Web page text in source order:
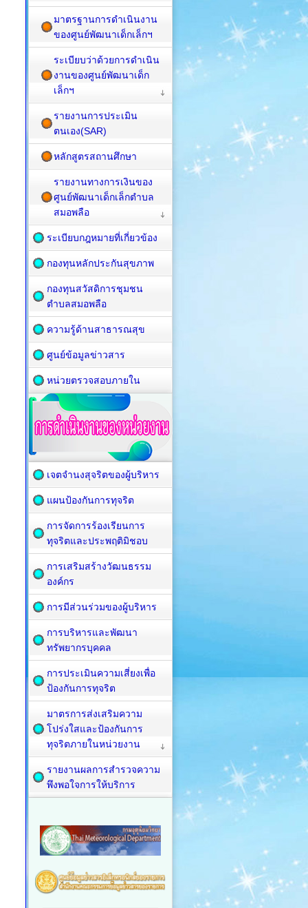
มาตรฐานการดำเนินงาน
ของศูนย์พัฒนาเด็กเล็กฯ
ระเบียบว่าด้วยการดำเนิน
งานของศูนย์พัฒนาเด็ก
เล็กฯ
รายงานการประเมิน
ตนเอง(SAR)
หลักสูตรสถานศึกษา
รายงานทางการเงินของ
ศูนย์พัฒนาเด็กเล็กตำบล
สมอพลือ
ระเบียบกฎหมายที่เกี่ยวข้อง
กองทุนหลักประกันสุขภาพ
กองทุนสวัสดิการชุมชน
ตำบลสมอพลือ
ความรู้ด้านสาธารณสุข
ศูนย์ข้อมูลข่าวสาร
หน่วยตรวจสอบภายใน
เจตจำนงสุจริตของผู้บริหาร
แผนป้องกันการทุจริต
การจัดการร้องเรียนการ
ทุจริตและประพฤติมิชอบ
การเสริมสร้างวัฒนธรรม
องค์กร
การมีส่วนร่วมของผู้บริหาร
การบริหารและพัฒนา
ทรัพยากรบุคคล
การประเมินความเสี่ยงเพื่อ
ป้องกันการทุจริต
มาตรการส่งเสริมความ
โปร่งใสและป้องกันการ
ทุจริตภายในหน่วยงาน
รายงานผลการสำรวจความ
พึงพอใจการให้บริการ